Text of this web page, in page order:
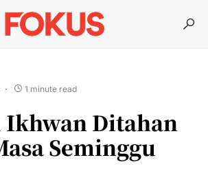
1 minute read
Ikhwan Ditahan
Seminggu